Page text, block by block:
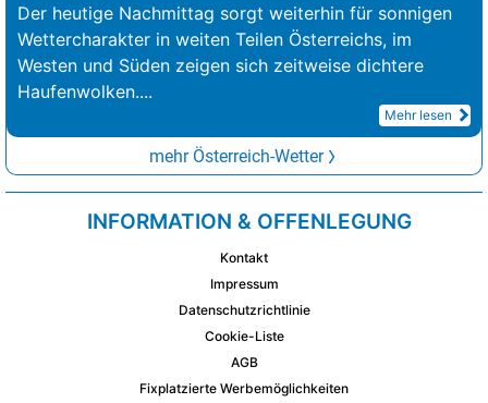
Der heutige Nachmittag sorgt weiterhin für sonnigen
Wettercharakter in weiten Teilen Österreichs, im
Westen und Süden zeigen sich zeitweise dichtere
Haufenwolken....
Mehr lesen
mehr Österreich-Wetter
INFORMATION & OFFENLEGUNG
Kontakt
Impressum
Datenschutzrichtlinie
Cookie-Liste
AGB
Fixplatzierte Werbemöglichkeiten